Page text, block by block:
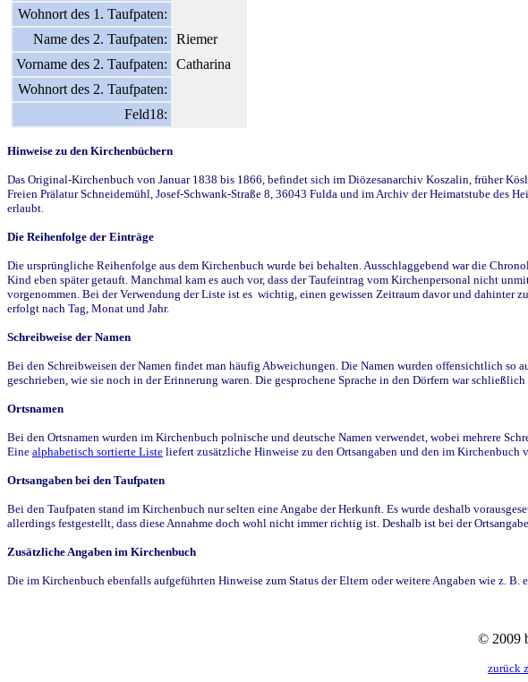
Wohnort des 1. Taufpaten:
Name des 2. Taufpaten:
Riemer
Vorname des 2. Taufpaten:
Catharina
Wohnort des 2. Taufpaten:
Feld18:
Hinweise zu den Kirchenbüchern
Das Original-Kirchenbuch von Januar 1838 bis 1866, befindet sich im Diözesanarchiv Koszalin, früher
Freien Prälatur Schneidemühl, Josef-Schwank-Straße 8, 36043 Fulda und im Archiv der Heimatstube des
erlaubt.
Die Reihenfolge der Einträge
Die ursprüngliche Reihenfolge aus dem Kirchenbuch wurde bei behalten. Ausschlaggebend war die
Kind eben später getauft. Manchmal kam es auch vor, dass der Taufeintrag vom Kirchenpersonal nicht
vorgenommen. Bei der Verwendung der Liste ist es wichtig, einen gewissen Zeitraum davor und dahinter
erfolgt nach Tag, Monat und Jahr.
Schreibweise der Namen
Bei den Schreibweisen der Namen findet man häufig Abweichungen. Die Namen wurden offensichtlich so
geschrieben, wie sie noch in der Erinnerung waren. Die gesprochene Sprache in den Dörfern war
Ortsnamen
Bei den Ortsnamen wurden im Kirchenbuch polnische und deutsche Namen verwendet, wobei mehrere
Eine alphabetisch sortierte Liste liefert zusätzliche Hinweise zu den Ortsangaben und den im Kirchenbuch
Ortsangaben bei den Taufpaten
Bei den Taufpaten stand im Kirchenbuch nur selten eine Angabe der Herkunft. Es wurde deshalb
allerdings festgestellt, dass diese Annahme doch wohl nicht immer richtig ist. Deshalb ist bei der
Zusätzliche Angaben im Kirchenbuch
Die im Kirchenbuch ebenfalls aufgeführten Hinweise zum Status der Eltern oder weitere Angaben wie z. B.
© 2009
zurück